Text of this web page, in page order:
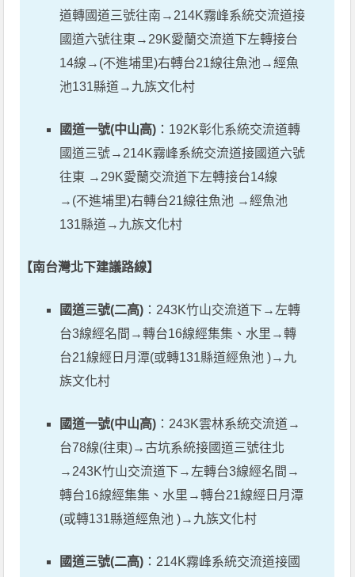
道轉國道三號往南→214K霧峰系統交流道接
國道六號往東→29K愛蘭交流道下左轉接台
14線→(不進埔里)右轉台21線往魚池→經魚
池131縣道→九族文化村
國道一號(中山高) ：192K彰化系統交流道轉
國道三號→214K霧峰系統交流道接國道六號
往東 →29K愛蘭交流道下左轉接台14線
→(不進埔里)右轉台21線往魚池 →經魚池
131縣道→九族文化村
【南台灣北下建議路線】
國道三號(二高) ：243K竹山交流道下→左轉
台3線經名間→轉台16線經集集、水里→轉
台21線經日月潭(或轉131縣道經魚池 )→九
族文化村
國道一號(中山高) ：243K雲林系統交流道→
台78線(往東)→古坑系統接國道三號往北
→243K竹山交流道下→左轉台3線經名間→
轉台16線經集集、水里→轉台21線經日月潭
(或轉131縣道經魚池 )→九族文化村
國道三號(二高) ：214K霧峰系統交流道接國